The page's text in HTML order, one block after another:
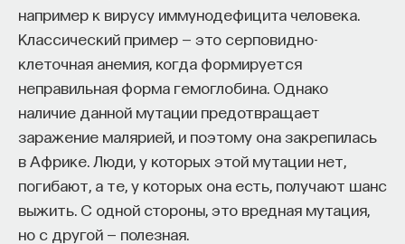
например к вирусу иммунодефицита человека.
Классический пример — это серповидно-
клеточная анемия, когда формируется
неправильная форма гемоглобина. Однако
наличие данной мутации предотвращает
заражение малярией, и поэтому она закрепилась
в Африке. Люди, у которых этой мутации нет,
погибают, а те, у которых она есть, получают шанс
выжить. С одной стороны, это вредная мутация,
но с другой — полезная.